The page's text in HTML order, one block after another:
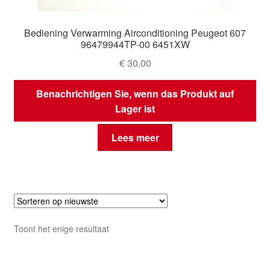
Bediening Verwarming Airconditioning Peugeot 607
96479944TP-00 6451XW
€30,00
Benachrichtigen Sie, wenn das Produkt auf
Lager ist
Lees meer
Toont het enige resultaat